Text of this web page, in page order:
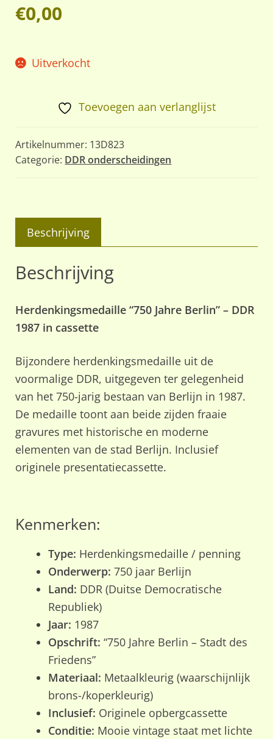
€0,00
Uitverkocht
Toevoegen aan verlanglijst
Artikelnummer: 13D823
Categorie: DDR onderscheidingen
Beschrijving
Beschrijving
Herdenkingsmedaille “750 Jahre Berlin” – DDR
1987 in cassette
Bijzondere herdenkingsmedaille uit de
voormalige DDR, uitgegeven ter gelegenheid
van het 750-jarig bestaan van Berlijn in 1987.
De medaille toont aan beide zijden fraaie
gravures met historische en moderne
elementen van de stad Berlijn. Inclusief
originele presentatiecassette.
Kenmerken:
Type: Herdenkingsmedaille / penning
Onderwerp: 750 jaar Berlijn
Land: DDR (Duitse Democratische
Republiek)
Jaar: 1987
Opschrift: “750 Jahre Berlin – Stadt des
Friedens”
Materiaal: Metaalkleurig (waarschijnlijk
brons-/koperkleurig)
Inclusief: Originele opbergcassette
Conditie: Mooie vintage staat met lichte